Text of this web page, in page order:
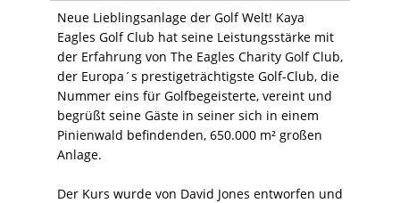
Neue Lieblingsanlage der Golf Welt! Kaya
Eagles Golf Club hat seine Leistungsstärke mit
der Erfahrung von The Eagles Charity Golf Club,
der Europa´s prestigeträchtigste Golf-Club, die
Nummer eins für Golfbegeisterte, vereint und
begrüßt seine Gäste in seiner sich in einem
Pinienwald befindenden, 650.000 m² großen
Anlage.
Der Kurs wurde von David Jones entworfen und